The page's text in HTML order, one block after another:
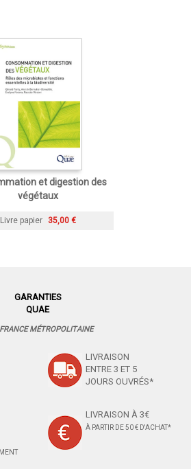
et digestion des
végétaux
Livre papier 35,00 €
GARANTIES
QUAE
MÉTROPOLITAINE
LIVRAISON
ENTRE 3 ET 5
JOURS OUVRÉS*
LIVRAISON À 3€
À PARTIR DE 50 € D'ACHAT*